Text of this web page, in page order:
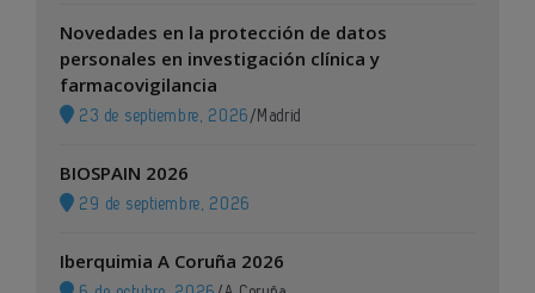
Novedades en la protección de datos
personales en investigación clínica y
farmacovigilancia
23 de septiembre, 2026 / Madrid
BIOSPAIN 2026
29 de septiembre, 2026
Iberquimia A Coruña 2026